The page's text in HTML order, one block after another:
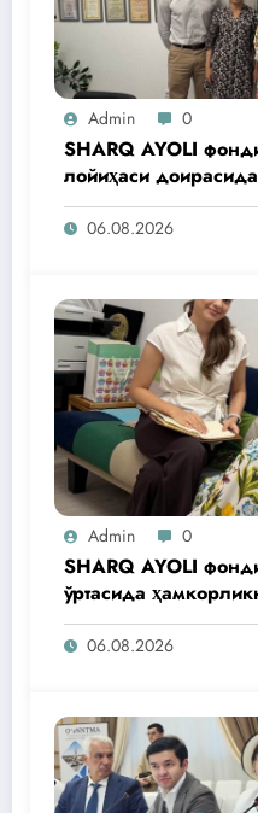
Admin 0
SHARQ AYOLI
лойиҳаси
операциялари
06.08.2026
Admin 0
SHARQ AYOLI
ўртасида
06.08.2026